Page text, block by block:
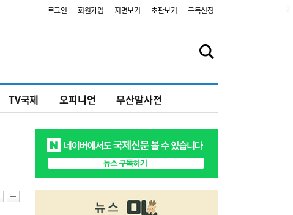
로그인 회원가입 지면보기 초판보기 구독신청
TV국제 오피니언 부산말사전